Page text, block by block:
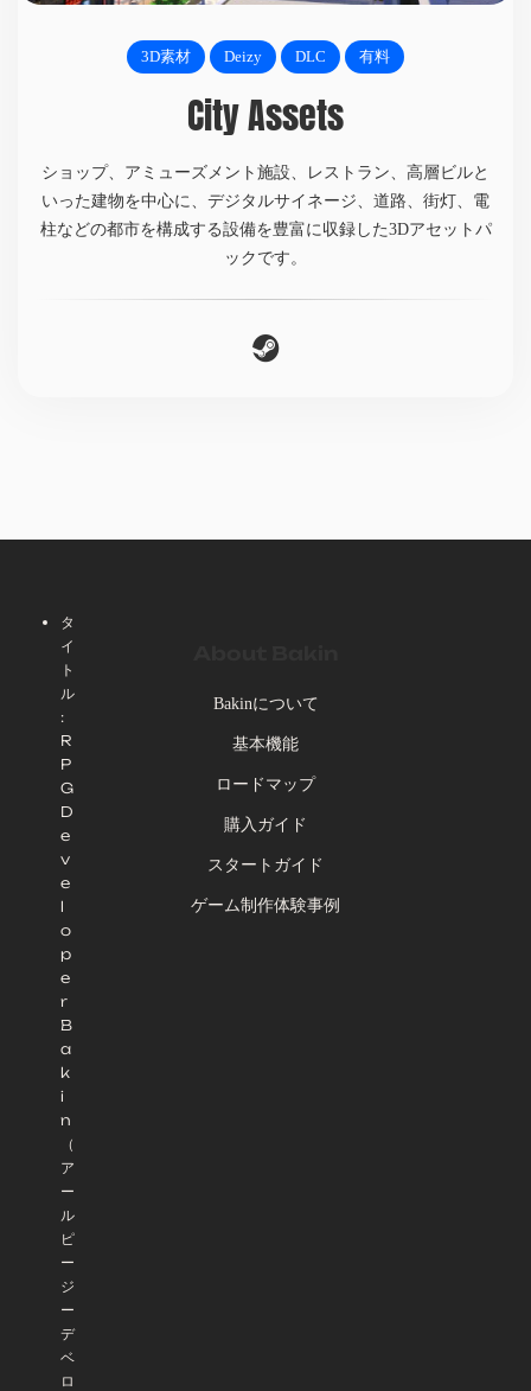
3D素材 Deizy DLC 有料
City Assets
ショップ、アミューズメント施設、レストラン、高層ビルと
いった建物を中心に、デジタルサイネージ、道路、街灯、電
柱などの都市を構成する設備を豊富に収録した3Dアセットパ
ックです。
タ
イ
ト
ル
:
R
P
G
D
e
v
e
l
o
p
e
r
B
a
k
i
n
（
ア
ー
ル
ピ
ー
ジ
ー
デ
ベ
ロ
Bakinについて
基本機能
ロードマップ
購入ガイド
スタートガイド
ゲーム制作体験事例